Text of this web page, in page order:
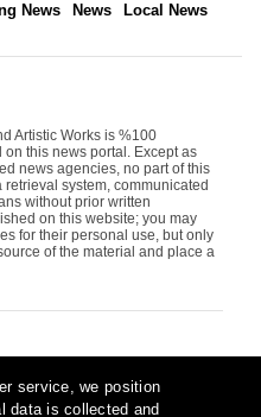
News News Local News
Artistic Works is %100
this news portal. Except as
news agencies, no part of this
system, communicated
without prior written
on this website; you may
for their personal use, but only
of the material and place a
service, we position
data is collected and